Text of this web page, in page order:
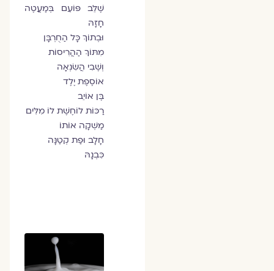
שֶׁלֵּב פּוֹעֵם בְּמַעֲטֶה
חָזָהּ
וּבְתוֹךְ כָּל הַחֻרְבָּן
מִתּוֹךְ הַהֲרִיסוֹת
וְשֶׁבִי הֲשִׂנְאָה
אוֹסֶפֶת יֶלֶד
בֶּן אוֹיֵב
רַכּוֹת לוֹחֶשֶׁת לוֹ מִלִּים
מַשְׁקָה אוֹתוֹ
חָלָב וּפַת קְטַנָּה
כִּבְנָהּ